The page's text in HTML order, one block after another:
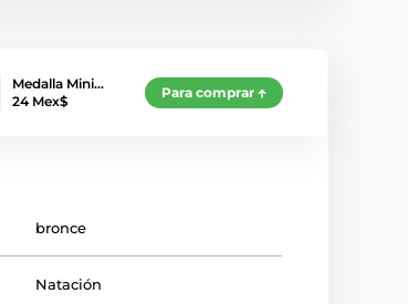
Medalla Mini…
24 Mex$
Para comprar
bronce
Natación